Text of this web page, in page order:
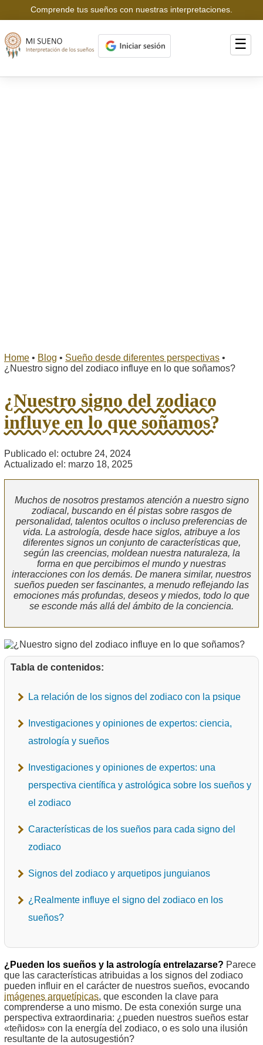
Comprende tus sueños con nuestras interpretaciones.
☰
Home • Blog • Sueño desde diferentes perspectivas •
¿Nuestro signo del zodiaco influye en lo que soñamos?
¿Nuestro signo del zodiaco
influye en lo que soñamos?
Publicado el: octubre 24, 2024
Actualizado el: marzo 18, 2025
Muchos de nosotros prestamos atención a nuestro signo
zodiacal, buscando en él pistas sobre rasgos de
personalidad, talentos ocultos o incluso preferencias de
vida. La astrología, desde hace siglos, atribuye a los
diferentes signos un conjunto de características que,
según las creencias, moldean nuestra naturaleza, la
forma en que percibimos el mundo y nuestras
interacciones con los demás. De manera similar, nuestros
sueños pueden ser fascinantes, a menudo reflejando las
emociones más profundas, deseos y miedos, todo lo que
se esconde más allá del ámbito de la conciencia.
Tabla de contenidos:
La relación de los signos del zodiaco con la psique
Investigaciones y opiniones de expertos: ciencia,
astrología y sueños
Investigaciones y opiniones de expertos: una
perspectiva científica y astrológica sobre los sueños y
el zodiaco
Características de los sueños para cada signo del
zodiaco
Signos del zodiaco y arquetipos junguianos
¿Realmente influye el signo del zodiaco en los
sueños?
¿Pueden los sueños y la astrología entrelazarse? Parece
que las características atribuidas a los signos del zodiaco
pueden influir en el carácter de nuestros sueños, evocando
imágenes arquetípicas, que esconden la clave para
comprenderse a uno mismo. De esta conexión surge una
perspectiva extraordinaria: ¿pueden nuestros sueños estar
«teñidos» con la energía del zodiaco, o es solo una ilusión
resultante de la autosugestión?